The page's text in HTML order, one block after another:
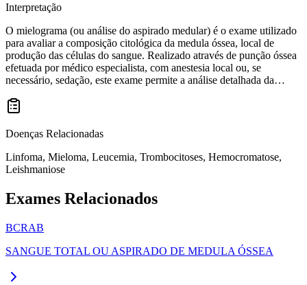
Interpretação
O mielograma (ou análise do aspirado medular) é o exame utilizado
para avaliar a composição citológica da medula óssea, local de
produção das células do sangue. Realizado através de punção óssea
efetuada por médico especialista, com anestesia local ou, se
necessário, sedação, este exame permite a análise detalhada da
compõem o parênquima medular e a identificação de possíveis
alterações nas mesmas. A coleta pode ser realizada no osso esterno
(região do tórax), crista ilíaca (bacia) ou tíbia (mais comum em
crianças). Nos casos em que a aspiração medular se mostra difícil ou
inviável, e nas situações em que é necessário complementar o
diagnóstico e/ou estadiamento da doença, o médico pode realizar
pressionando o fragmento contra uma lâmina de vidro seca, obtendo
uma espécie de ?carimbo? celular. Tanto a lâmina do esfregaço
análise laboratorial. Este exame é essencial para diagnóstico e
como leucemias, linfomas, neoplasias mieloproliferativas ,
Doenças Relacionadas
Linfoma, Mieloma, Leucemia, Trombocitoses, Hemocromatose,
Leishmaniose
Exames Relacionados
BCRAB
SANGUE TOTAL OU ASPIRADO DE MEDULA ÓSSEA